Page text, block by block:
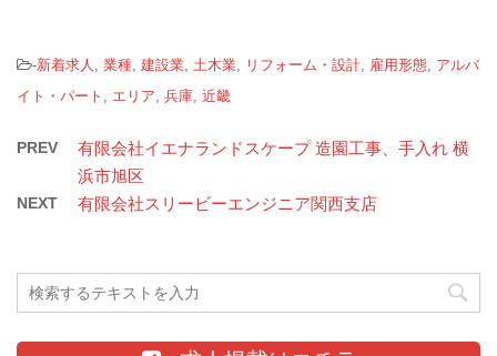
-新着求人 業種 建設業 土木業 リフォーム・設計 雇用形態 アルバ
イト・パート
エリア 兵庫 近畿
PREV
有限会社イエナランドスケープ 造園工事、手入れ 横
浜市旭区
NEXT 有限会社スリービーエンジニア関西支店